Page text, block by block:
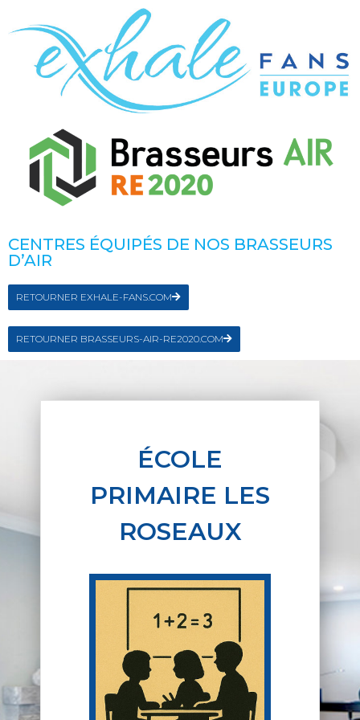
CENTRES ÉQUIPÉS DE NOS BRASSEURS
D’AIR
RETOURNER EXHALE-FANS.COM
RETOURNER BRASSEURS-AIR-RE2020.COM
ÉCOLE
PRIMAIRE LES
ROSEAUX